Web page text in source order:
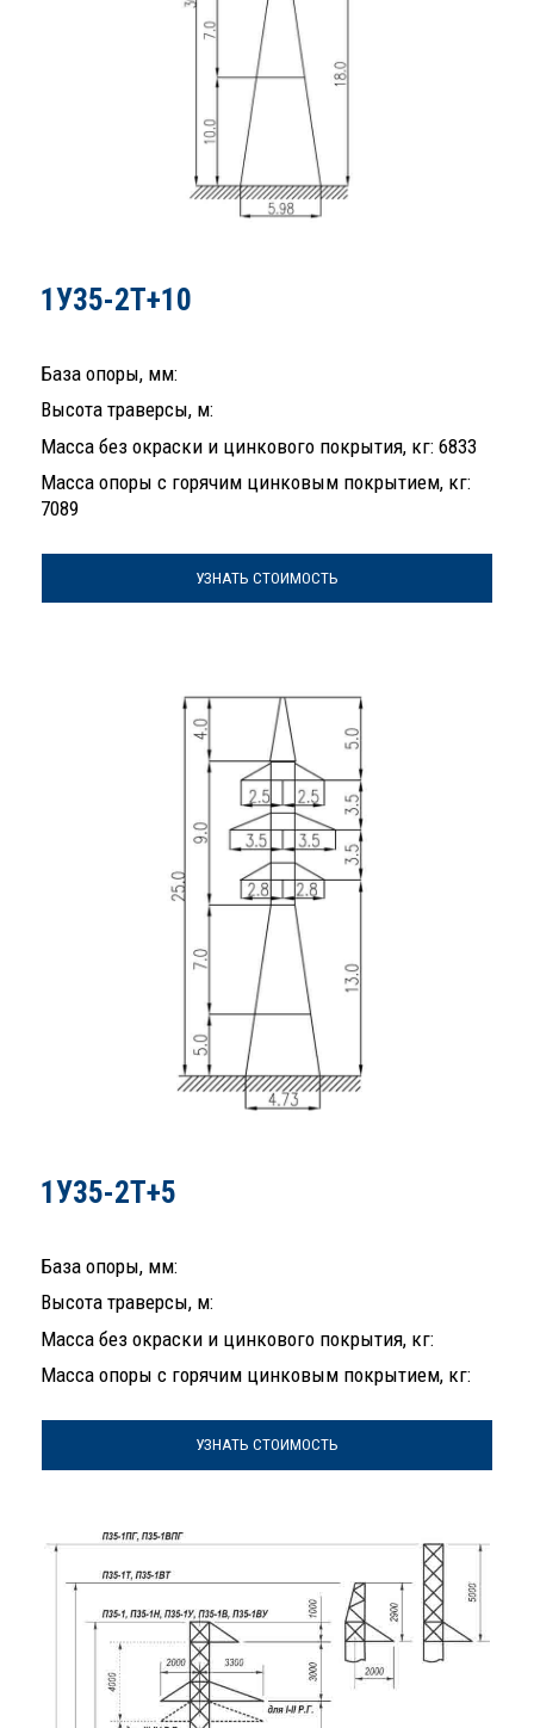
1У35-2Т+10
База опоры, мм:
Высота траверсы, м:
Масса без окраски и цинкового покрытия, кг: 6833
Масса опоры с горячим цинковым покрытием, кг:
7089
УЗНАТЬ СТОИМОСТЬ
1У35-2Т+5
База опоры, мм:
Высота траверсы, м:
Масса без окраски и цинкового покрытия, кг:
Масса опоры с горячим цинковым покрытием, кг:
УЗНАТЬ СТОИМОСТЬ